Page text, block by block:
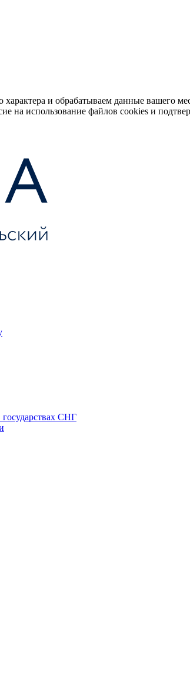
и обрабатываем данные вашего
на использование файлов cookies и
СНГ